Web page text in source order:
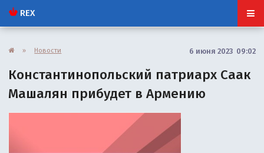
REX
» Новости 6 июня 2023 09:02
Константинопольский патриарх Саак
Машалян прибудет в Армению